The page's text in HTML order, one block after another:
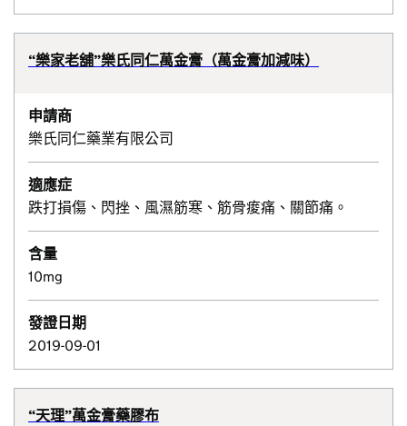
“樂家老舖”樂氏同仁萬金膏（萬金膏加減味）
申請商
樂氏同仁藥業有限公司
適應症
跌打損傷、閃挫、風濕筋寒、筋骨痠痛、關節痛。
含量
10mg
發證日期
2019-09-01
“天理”萬金膏藥膠布